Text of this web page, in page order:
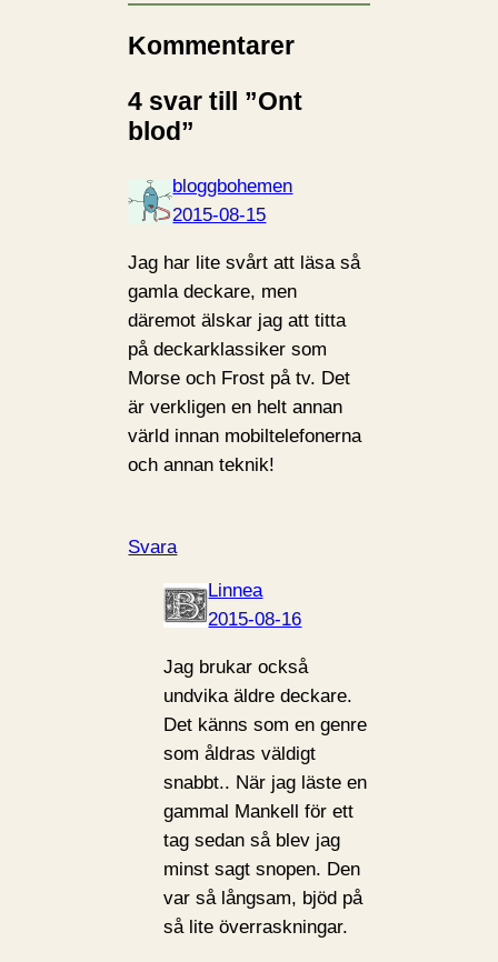
Kommentarer
4 svar till ”Ont
blod”
bloggbohemen
2015-08-15
Jag har lite svårt att läsa så
gamla deckare, men
däremot älskar jag att titta
på deckarklassiker som
Morse och Frost på tv. Det
är verkligen en helt annan
värld innan mobiltelefonerna
och annan teknik!
Svara
Linnea
2015-08-16
Jag brukar också
undvika äldre deckare.
Det känns som en genre
som åldras väldigt
snabbt.. När jag läste en
gammal Mankell för ett
tag sedan så blev jag
minst sagt snopen. Den
var så långsam, bjöd på
så lite överraskningar.